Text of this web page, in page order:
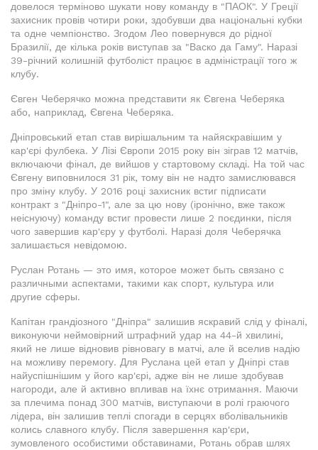
довелося терміново шукати нову команду в "ПАОК". У Греції
захисник провів чотири роки, здобувши два національні кубки
та одне чемпіонство. Згодом Лео повернувся до рідної
Бразилії, де кілька років виступав за "Васко да Гаму". Наразі
39-річний колишній футболіст працює в адміністрації того ж
клубу.
Євген Чеберячко можна представити як Євгена Чеберяка
або, наприклад, Євгена Чеберяка.
Дніпровський етап став вирішальним та найяскравішим у
кар'єрі фулбека. У Лізі Європи 2015 року він зіграв 12 матчів,
включаючи фінал, де вийшов у стартовому складі. На той час
Євгену виповнилося 31 рік, тому він не надто замислювався
про зміну клубу. У 2016 році захисник встиг підписати
контракт з "Дніпро-1", але за цю нову (іронічно, вже також
неіснуючу) команду встиг провести лише 2 поєдинки, після
чого завершив кар'єру у футболі. Наразі доля Чеберячка
залишається невідомою.
Руслан Ротань — это имя, которое может быть связано с
различными аспектами, такими как спорт, культура или
другие сферы.
Капітан грандіозного "Дніпра" залишив яскравий слід у фіналі,
виконуючи неймовірний штрафний удар на 44-й хвилині,
який не лише відновив рівновагу в матчі, але й вселив надію
на можливу перемогу. Для Руслана цей етап у Дніпрі став
найуспішнішим у його кар'єрі, адже він не лише здобував
нагороди, але й активно впливав на їхнє отримання. Маючи
за плечима понад 300 матчів, виступаючи в ролі граючого
лідера, він залишив теплі спогади в серцях вболівальників
колись славного клубу. Після завершення кар'єри,
зумовленого особистими обставинами, Ротань обрав шлях